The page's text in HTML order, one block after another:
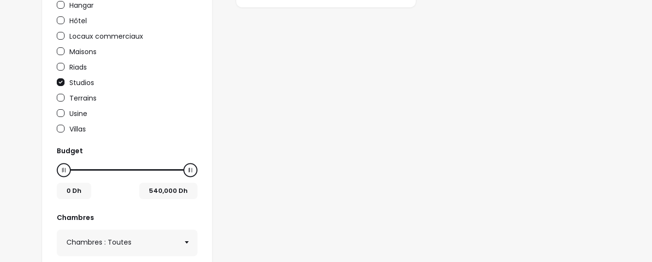
Hangar
Hôtel
Locaux commerciaux
Maisons
Riads
Studios
Terrains
Usine
Villas
Budget
0 Dh 540,000 Dh
Chambres
Chambres : Toutes